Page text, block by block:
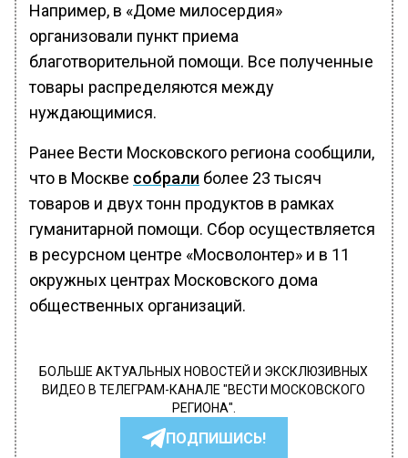
Например, в «Доме милосердия»
организовали пункт приема
благотворительной помощи. Все полученные
товары распределяются между
нуждающимися.
Ранее Вести Московского региона сообщили,
что в Москве собрали более 23 тысяч
товаров и двух тонн продуктов в рамках
гуманитарной помощи. Сбор осуществляется
в ресурсном центре «Мосволонтер» и в 11
окружных центрах Московского дома
общественных организаций.
БОЛЬШЕ АКТУАЛЬНЫХ НОВОСТЕЙ И ЭКСКЛЮЗИВНЫХ
ВИДЕО В ТЕЛЕГРАМ-КАНАЛЕ "ВЕСТИ МОСКОВСКОГО
РЕГИОНА".
ПОДПИШИСЬ!